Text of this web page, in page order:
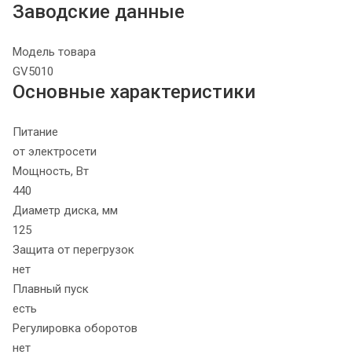
Заводские данные
Модель товара
GV5010
Основные характеристики
Питание
от электросети
Мощность, Вт
440
Диаметр диска, мм
125
Защита от перегрузок
нет
Плавный пуск
есть
Регулировка оборотов
нет